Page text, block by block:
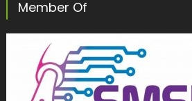
Member Of